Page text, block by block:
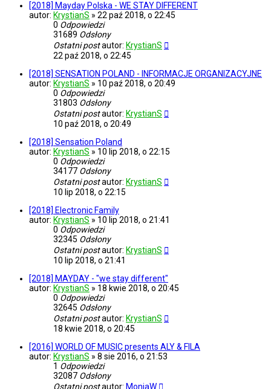
[2018] Mayday Polska - WE STAY DIFFERENT
autor: KrystianS » 22 paź 2018, o 22:45
0 Odpowiedzi
31689 Odsłony
Ostatni postautor: KrystianS
22 paź 2018, o 22:45
[2018] SENSATION POLAND - INFORMACJE ORGANIZACYJNE
autor: KrystianS » 10 paź 2018, o 20:49
0 Odpowiedzi
31803 Odsłony
Ostatni postautor: KrystianS
10 paź 2018, o 20:49
[2018] Sensation Poland
autor: KrystianS » 10 lip 2018, o 22:15
0 Odpowiedzi
34177 Odsłony
Ostatni postautor: KrystianS
10 lip 2018, o 22:15
[2018] Electronic Family
autor: KrystianS » 10 lip 2018, o 21:41
0 Odpowiedzi
32345 Odsłony
Ostatni postautor: KrystianS
10 lip 2018, o 21:41
[2018] MAYDAY - "we stay different"
autor: KrystianS » 18 kwie 2018, o 20:45
0 Odpowiedzi
32645 Odsłony
Ostatni postautor: KrystianS
18 kwie 2018, o 20:45
[2016] WORLD OF MUSIC presents ALY & FILA
autor: KrystianS » 8 sie 2016, o 21:53
1 Odpowiedzi
32087 Odsłony
Ostatni postautor: MoniaW